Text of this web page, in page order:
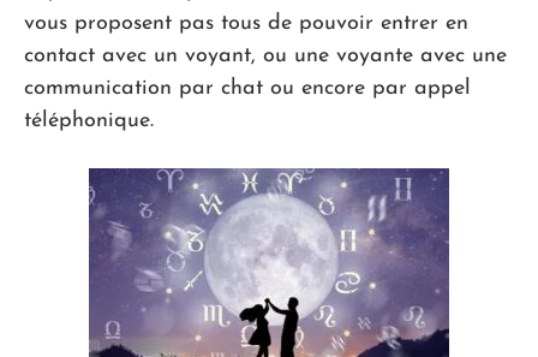
vous proposent pas tous de pouvoir entrer en
contact avec un voyant, ou une voyante avec une
communication par chat ou encore par appel
téléphonique.